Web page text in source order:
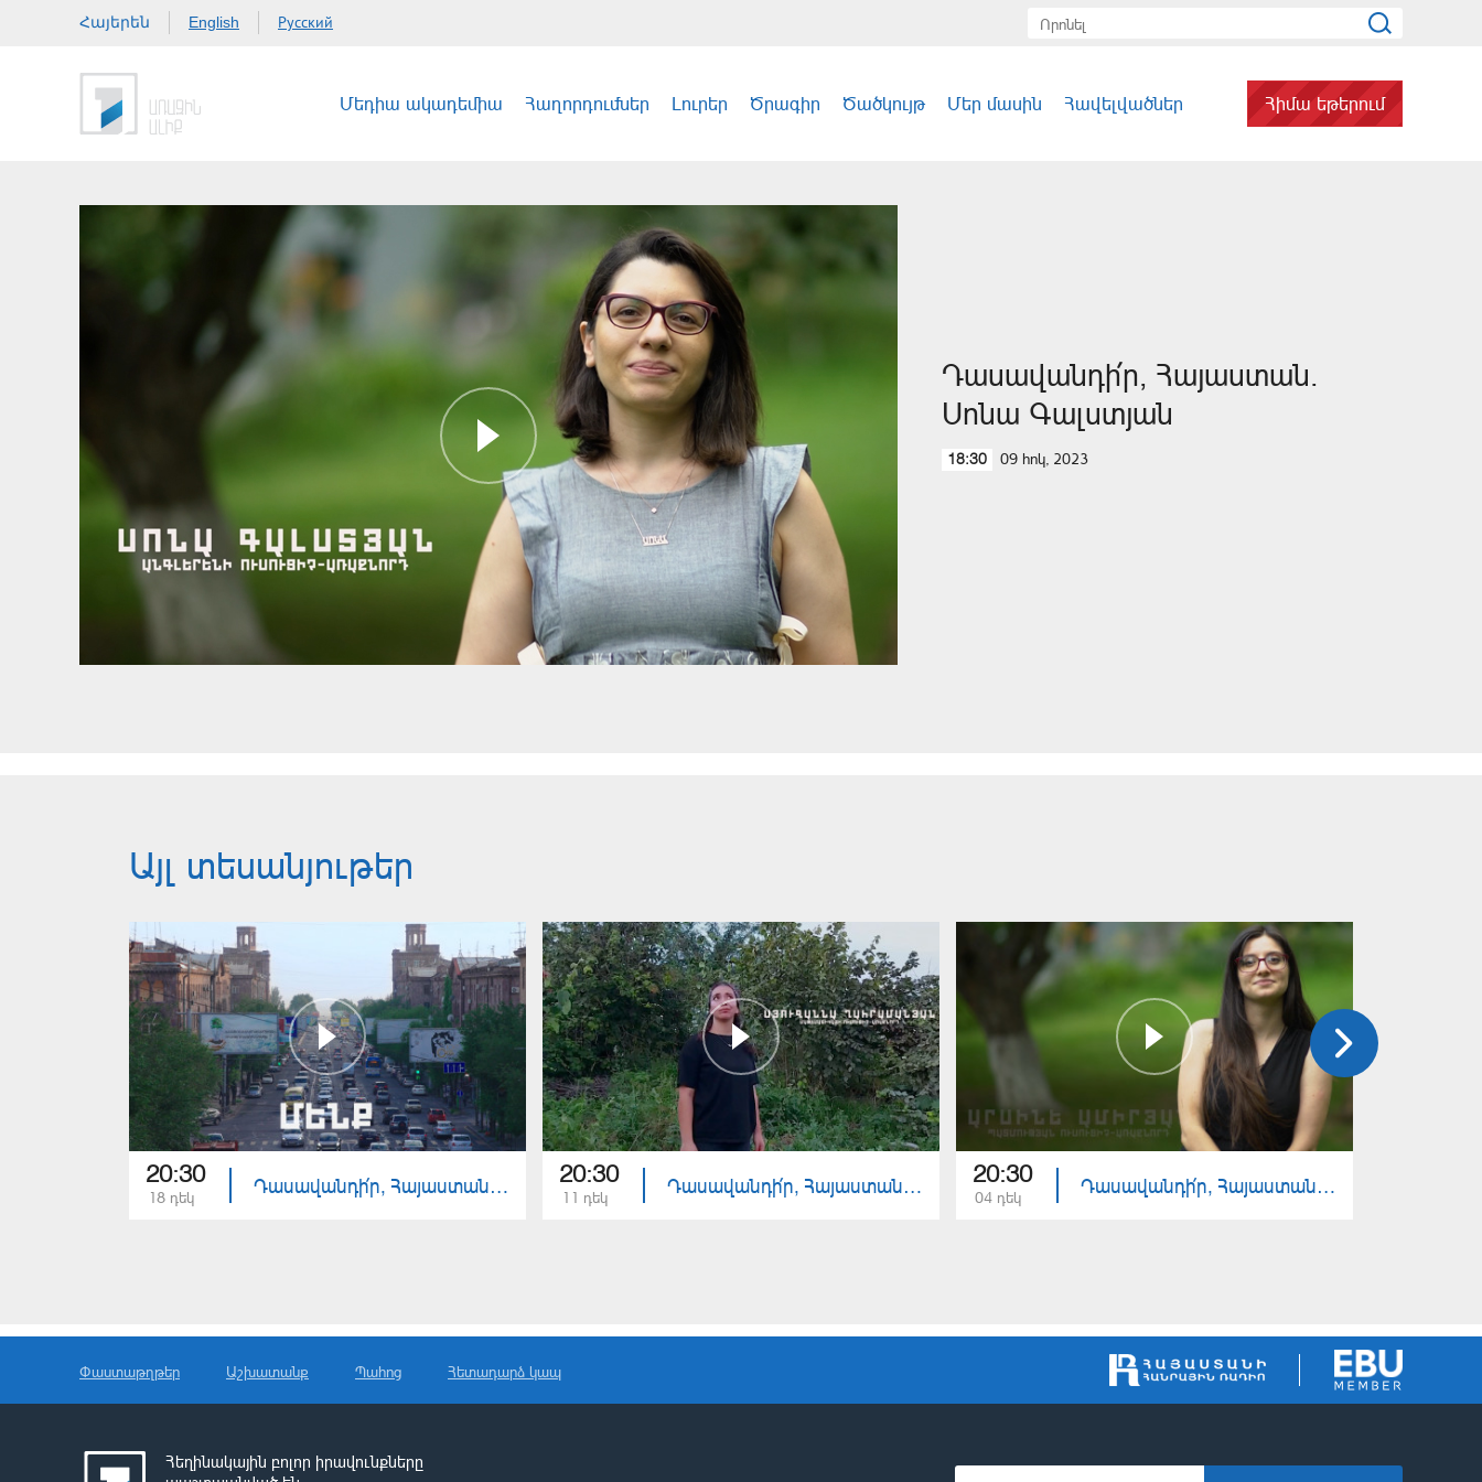
Հայերեն English Русский
Մեդիա ակադեմիա Հաղորդումներ Լուրեր Ծրագիր Ծածկույթ Մեր մասին Հավելվածներ Հիմա եթերում
Դասավանդի՛ր, Հայաստան.
Սոնա Գալստյան
18:30 09 հոկ, 2023
Այլ տեսանյութեր
20:30
18 դեկ Դասավանդի՛ր, Հայաստան. ՄԵՆՔ 20:30
11 դեկ Դասավանդի՛ր, Հայաստան. Սյուզաննա Ղահրամանյան 20:30
04 դեկ Դասավանդի՛ր, Հայաստան. Արսինե Ամիրյան
Փաստաթղթեր Աշխատանք Պահոց Հետադարձ կապ
Հեղինակային բոլոր իրավունքները